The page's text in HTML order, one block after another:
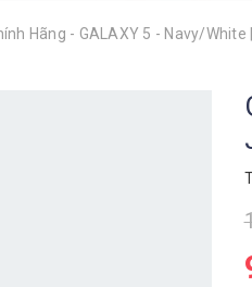
Hãng - GALAXY 5 - Navy/